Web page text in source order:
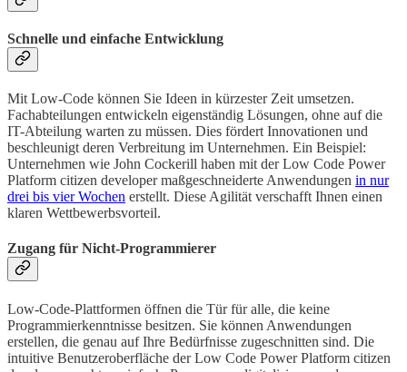
Schnelle und einfache Entwicklung
Mit Low-Code können Sie Ideen in kürzester Zeit umsetzen.
Fachabteilungen entwickeln eigenständig Lösungen, ohne auf die
IT-Abteilung warten zu müssen. Dies fördert Innovationen und
beschleunigt deren Verbreitung im Unternehmen. Ein Beispiel:
Unternehmen wie John Cockerill haben mit der Low Code Power
Platform citizen developer maßgeschneiderte Anwendungen in nur
drei bis vier Wochen erstellt. Diese Agilität verschafft Ihnen einen
klaren Wettbewerbsvorteil.
Zugang für Nicht-Programmierer
Low-Code-Plattformen öffnen die Tür für alle, die keine
Programmierkenntnisse besitzen. Sie können Anwendungen
erstellen, die genau auf Ihre Bedürfnisse zugeschnitten sind. Die
intuitive Benutzeroberfläche der Low Code Power Platform citizen